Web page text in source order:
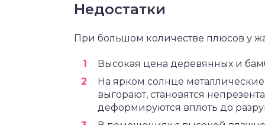
Недостатки
При большом количестве плюсов у
Высокая цена деревянных и
На ярком солнце
выгорают, становятся
деформируются вплоть до